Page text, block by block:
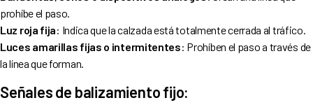
prohíbe el paso.
Luz roja fija: Indica que la calzada está totalmente cerrada al tráfico.
Luces amarillas fijas o intermitentes: Prohíben el paso a través de
la línea que forman.
Señales de balizamiento fijo: